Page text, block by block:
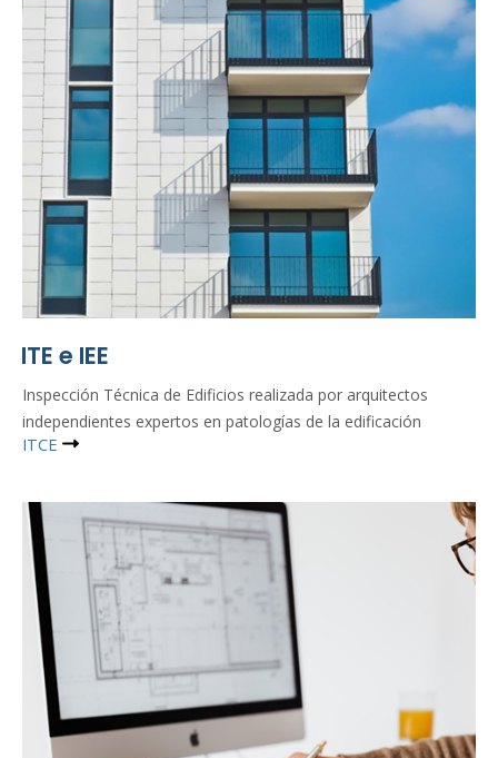
ITE e IEE
Inspección Técnica de Edificios realizada por arquitectos
independientes expertos en patologías de la edificación
ITCE